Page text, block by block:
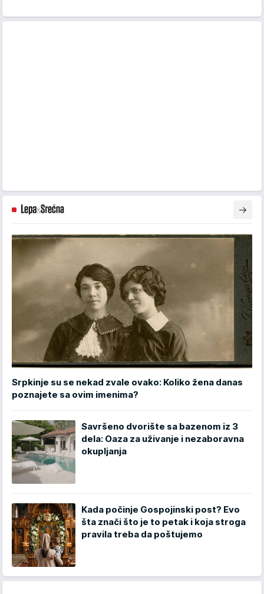
Srpkinje su se nekad zvale ovako: Koliko žena danas
poznajete sa ovim imenima?
Savršeno dvorište sa bazenom iz 3
dela: Oaza za uživanje i nezaboravna
okupljanja
Kada počinje Gospojinski post? Evo
šta znači što je to petak i koja stroga
pravila treba da poštujemo